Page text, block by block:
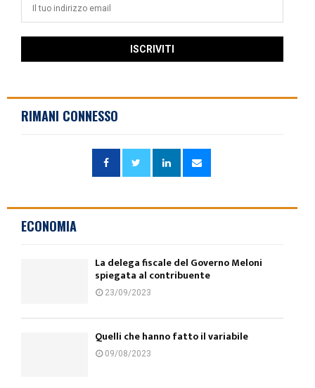
RIMANI CONNESSO
ECONOMIA
La delega fiscale del Governo Meloni
spiegata al contribuente
23/09/2023
Quelli che hanno fatto il variabile
09/08/2023